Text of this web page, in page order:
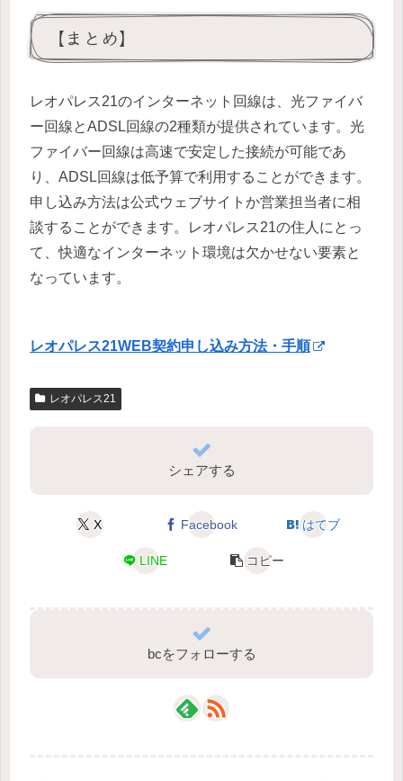
【まとめ】
レオパレス21のインターネット回線は、光ファイバ
ー回線とADSL回線の2種類が提供されています。光
ファイバー回線は高速で安定した接続が可能であ
り、ADSL回線は低予算で利用することができます。
申し込み方法は公式ウェブサイトか営業担当者に相
談することができます。レオパレス21の住人にとっ
て、快適なインターネット環境は欠かせない要素と
なっています。
レオパレス21WEB契約申し込み方法・手順
レオパレス21
シェアする
X Facebook はてブ
LINE コピー
bcをフォローする